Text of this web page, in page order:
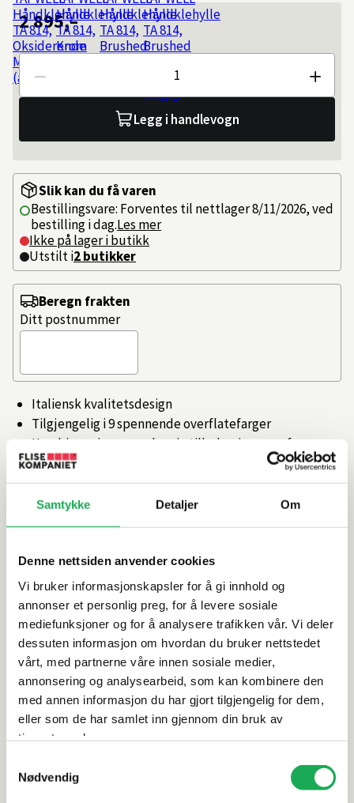
Samtykke Detaljer Om
Denne nettsiden anvender cookies
Vi bruker informasjonskapsler for å gi innhold og
annonser et personlig preg, for å levere sosiale
mediefunksjoner og for å analysere trafikken vår. Vi deler
dessuten informasjon om hvordan du bruker nettstedet
vårt, med partnerne våre innen sosiale medier,
annonsering og analysearbeid, som kan kombinere den
med annen informasjon du har gjort tilgjengelig for dem,
eller som de har samlet inn gjennom din bruk av
tjenestene deres.
Nødvendig
2 895,–
Antall
Legg i handlevogn
Slik kan du få varen
Bestillingsvare: Forventes til nettlager 8/11/2026, ved
bestilling i dag.Les mer
Ikke på lager i butikk
Utstilt i2butikker
Italiensk kvalitetsdesign
Tilgjengelig i 9 spennende overflatefarger
Kombiner gjerne med øvrig tilbehør i samme farge
Artikkelnr.101347961
Beregn frakten
Ditt postnummer
Spesifikasjoner
Leveringsinformasjon
Alternative produkter
TAPWELL TAPWELL